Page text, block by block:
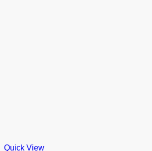
Quick View